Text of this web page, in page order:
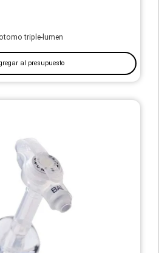
triple-lumen
al presupuesto